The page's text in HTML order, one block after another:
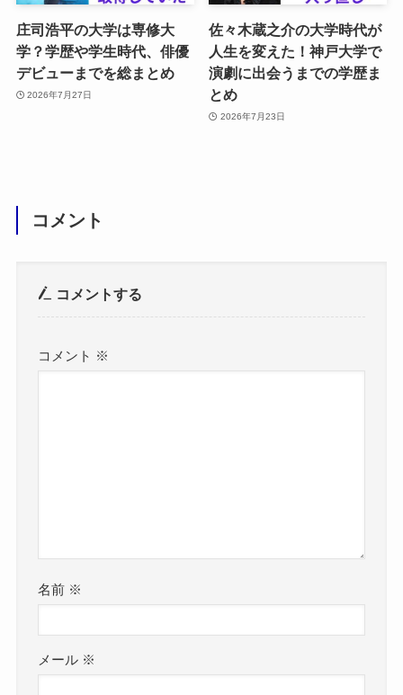
庄司浩平の大学は専修大
学？学歴や学生時代、俳優
デビューまでを総まとめ
2026年7月27日
佐々木蔵之介の大学時代が
人生を変えた！神戸大学で
演劇に出会うまでの学歴ま
とめ
2026年7月23日
コメント
コメントする
コメント ※
名前 ※
メール ※